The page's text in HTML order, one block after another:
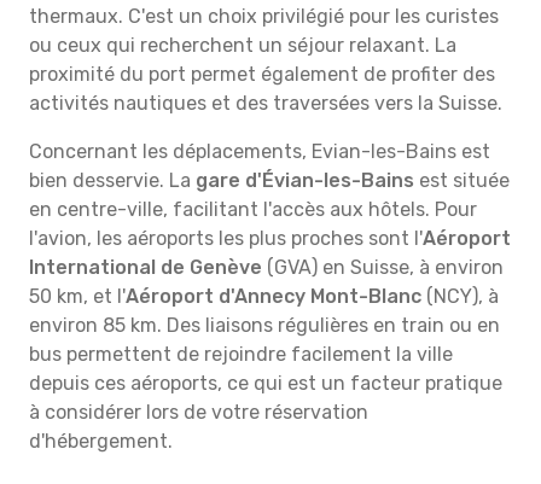
thermaux. C'est un choix privilégié pour les curistes
ou ceux qui recherchent un séjour relaxant. La
proximité du port permet également de profiter des
activités nautiques et des traversées vers la Suisse.
Concernant les déplacements, Evian-les-Bains est
bien desservie. La gare d'Évian-les-Bains est située
en centre-ville, facilitant l'accès aux hôtels. Pour
l'avion, les aéroports les plus proches sont l'Aéroport
International de Genève (GVA) en Suisse, à environ
50 km, et l'Aéroport d'Annecy Mont-Blanc (NCY), à
environ 85 km. Des liaisons régulières en train ou en
bus permettent de rejoindre facilement la ville
depuis ces aéroports, ce qui est un facteur pratique
à considérer lors de votre réservation
d'hébergement.